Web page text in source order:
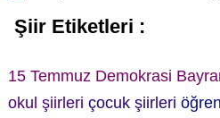
Şiir Etiketleri :
15 Temmuz Demokrasi
okul şiirleri çocuk şiirleri